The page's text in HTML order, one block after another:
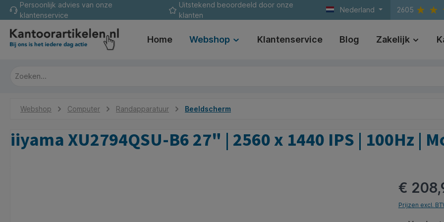
Ga naar de hoofdnavigatie
Persoonlijk advies van onze
klantenservice
Uitstekend beoordeeld door onze
klanten
Nederland 2605
Home Webshop Klantenservice Blog Zakelijk
Webshop Computer Randapparatuur Beeldscherm
iiyama XU2794QSU-B6 27" | 2560 x 1440 IPS | 100Hz |
€
Prijzen excl.